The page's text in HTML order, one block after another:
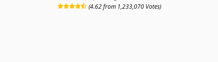
(4.62 from 1,233,070 Votes)